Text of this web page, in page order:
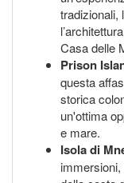
tradizionali,
Casa delle
Prison
questa
storica
un'ottima
e mare.
Isola di